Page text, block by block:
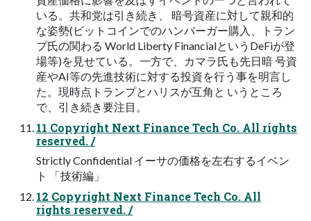
いる。共和党は引き続き、 暗号資産に対して親和的
な姿勢(ビットコインでのハンバーガー購入、トラン
プ氏の関わる World Liberty FinancialというDeFiが登
場等)を見せている。一方で、カマラ氏も先日暗 号資
産やAI等の先進技術に対する投資を行う事を明言し
た。現時点トランプとハリスが互角と いうところ
で、引き続き要注目。
11 Copyright Next Finance Tech Co. All rights
reserved. /
Strictly Confidential イーサの価格を左右するイベン
ト 「技術編」
12 Copyright Next Finance Tech Co. All
rights reserved. /